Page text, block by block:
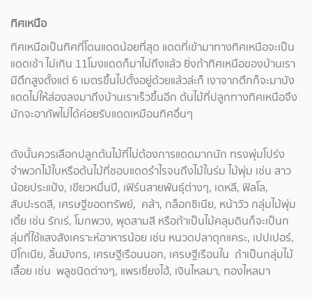
ทิศเหนือ
ทิศเหนือเป็นทิศที่โดนแดดน้อยที่สุด แดดที่เข้ามาทางทิศเหนือจะเป็น
แดดเช้า ไม่เกิน 11โมงแดดก็มาไม่ถึงแล้ว ยิ่งถ้าทิศเหนือของบ้านเรา
มีตึกสูงตั้งแต่ 6 เมตรขึ้นไปตั้งอยู่ด้วยแล้วล่ะก็ เงาจากตึกก็จะมาบัง
แดดไม่ให้ส่องลงมาถึงบ้านเราเร็วขึ้นอีก ต้นไม้ที่ปลูกทางทิศเหนือจึง
มักจะอาภัพไม่ได้ค่อยรับแดดเหมือนทิศอื่นๆ
ดังนั้นควรเลือกปลูกต้นไม้ที่ไม่ต้องการแดดมากนัก ทรงพุ่มโปร่ง
จำพวกไม้ใบหรือต้นไม้ที่ชอบแดดรำไรจนถึงไม้ในร่ม ไม้พุ่ม เช่น สาว
น้อยประแป้ง, เขียวหมื่นปี, เฟิร์นสายพันธุ์ต่างๆ, เดหลี, ฟิลโล,
สับปะรดสี, เศรษฐีขอดทรัพย์, คล้า, กล็อกซิเนีย, หน้าวัว กลุ่มไม้พุ่ม
เตี้ย เช่น รักเร่, โมกพวง, พุดสามสี หรือถ้าเป็นไม้คลุมดินก็จะเป็นก
ลุ่มที่ใช้แสงสังเคราะห์อาหารน้อย เช่น หนวดปลาดุกแคระ, เปปเปอร์,
บีโกเนีย, ลิ้นมังกร, เศรษฐีเรือนนอก, เศรษฐีเรือนใน ถ้าเป็นกลุ่มไม้
เลื้อย เช่น พลูชนิดต่างๆ, แพรเซี่ยงไฮ้, เงินไหลมา, ทองไหลมา